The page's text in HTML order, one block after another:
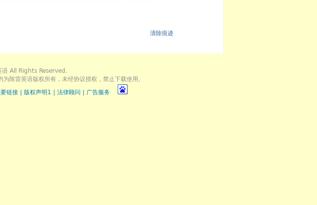
清除痕迹
All Rights Reserved.
陈雷英语版权所有，未经协议授权，禁止下载使用。
链接 版权声明1 法律顾问 广告服务